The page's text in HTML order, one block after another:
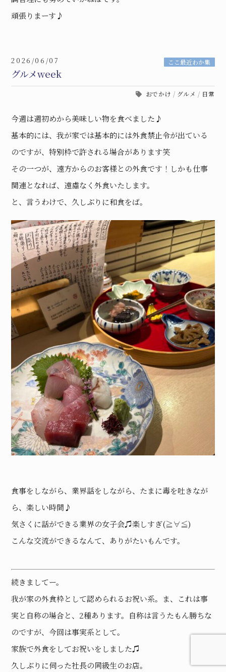
頑張りまーす♪
2026/06/07 ここ最近わか集
グルメweek
おでかけ / グルメ / 日常
今週は週初めから美味しい物を食べました♪
基本的には、我が家では基本的には外食禁止令が出ている
のですが、特別枠で許される場合があります笑
その一つが、遠方からのお客様との外食です！しかも仕事
関連となれば、遠慮なく外食いたします。
と、言うわけで、久しぶりに和食をば。
食事をしながら、業界話をしながら、たまに毒を吐きなが
ら、楽しい時間♪
気さくに話ができる業界の女子会♫楽しすぎ(≧∀≦)
こんな交流ができるなんて、ありがたいもんです。
続きましてー。
我が家の外食枠として認められるお祝い系。ま、これは事
実と自称の場合と、2種あります。自称は言うたもん勝ちな
のですが、今回は事実系として。
家族で外食をしてお祝いをしました♫
久しぶりに伺った社長の同級生のお店。